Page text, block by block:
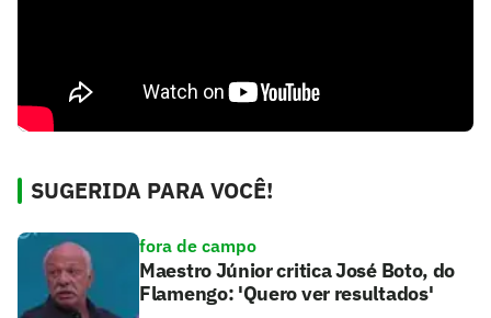
SUGERIDA PARA VOCÊ!
fora de campo
Maestro Júnior critica José Boto, do
Flamengo: 'Quero ver resultados'